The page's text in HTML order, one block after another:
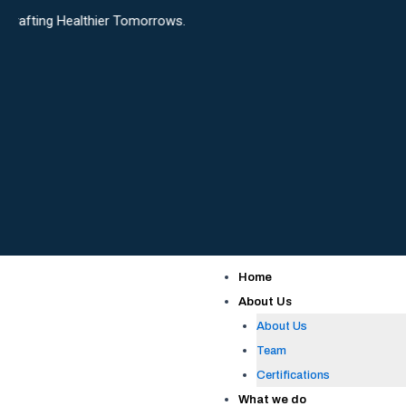
Skip
Tomorrows.
Home
About Us
About Us
Team
Certifications
What we do